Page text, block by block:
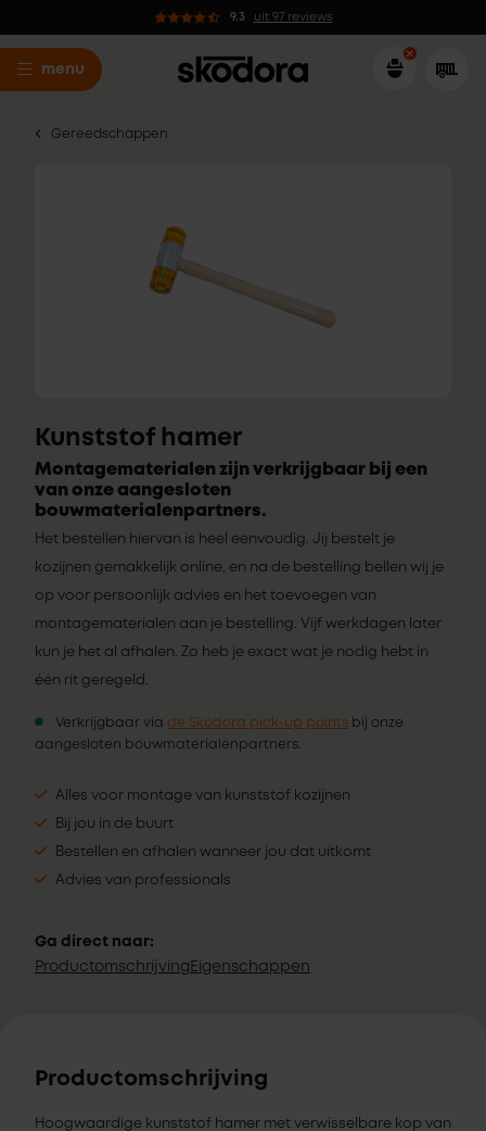
9.3 uit 97 reviews
menu
Gereedschappen
Kunststof hamer
Montagematerialen zijn verkrijgbaar bij een
van onze aangesloten
bouwmaterialenpartners.
Het bestellen hiervan is heel eenvoudig. Jij bestelt je
kozijnen gemakkelijk online, en na de bestelling bellen wij je
op voor persoonlijk advies en het toevoegen van
montagematerialen aan je bestelling. Vijf werkdagen later
kun je het al afhalen. Zo heb je exact wat je nodig hebt in
één rit geregeld.
Verkrijgbaar via de Skodora pick-up points bij onze
aangesloten bouwmaterialenpartners.
Alles voor montage van kunststof kozijnen
Bij jou in de buurt
Bestellen en afhalen wanneer jou dat uitkomt
Advies van professionals
Ga direct naar:
Productomschrijving Eigenschappen
Productomschrijving
Hoogwaardige kunststof hamer met verwisselbare kop van